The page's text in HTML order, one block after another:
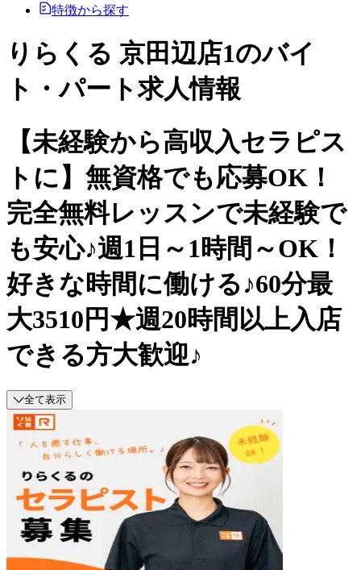
特徴から探す
りらくる 京田辺店1のバイ
ト・パート求人情報
【未経験から高収入セラピス
トに】無資格でも応募OK！
完全無料レッスンで未経験で
も安心♪週1日～1時間～OK！
好きな時間に働ける♪60分最
大3510円★週20時間以上入店
できる方大歓迎♪
全て表示